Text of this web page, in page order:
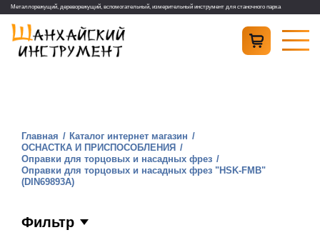
Металлорежущий, дереворежущий, вспомогательный, измерительный инструмент для станочного парка
Главная
Каталог интернет магазин
ОСНАСТКА И ПРИСПОСОБЛЕНИЯ
Оправки для торцовых и насадных фрез
Оправки для торцовых и насадных фрез "HSK-FMB"
(DIN69893A)
Фильтр